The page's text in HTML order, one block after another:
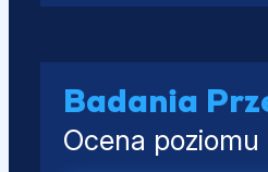
Estradiol (E2)
Prolaktyna
PSA
Badania
Ocena